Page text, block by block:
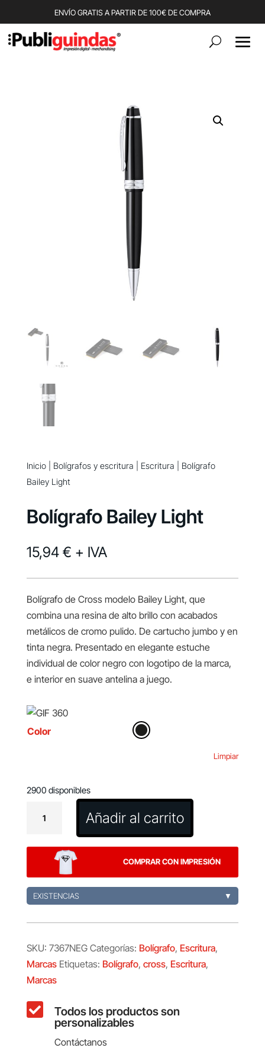
ENVÍO GRATIS A PARTIR DE 100€ DE COMPRA
Inicio| Bolígrafos y escritura Escritura | Bolígrafo
Bailey Light
Bolígrafo Bailey Light
15,94 € + IVA
Bolígrafo de Cross modelo Bailey Light, que
combina una resina de alto brillo con acabados
metálicos de cromo pulido. De cartucho jumbo y en
tinta negra. Presentado en elegante estuche
individual de color negro con logotipo de la marca,
e interior en suave antelina a juego.
Color
Limpiar
2900 disponibles
Bailey
cantidad
Añadir al carrito
COMPRAR CON IMPRESIÓN
EXISTENCIAS ▼
SKU: 7367NEG Categorías: Bolígrafo, Escritura,
Marcas Etiquetas: Bolígrafo, cross, Escritura,
Marcas
 Todos los productos son
personalizables
Contáctanos